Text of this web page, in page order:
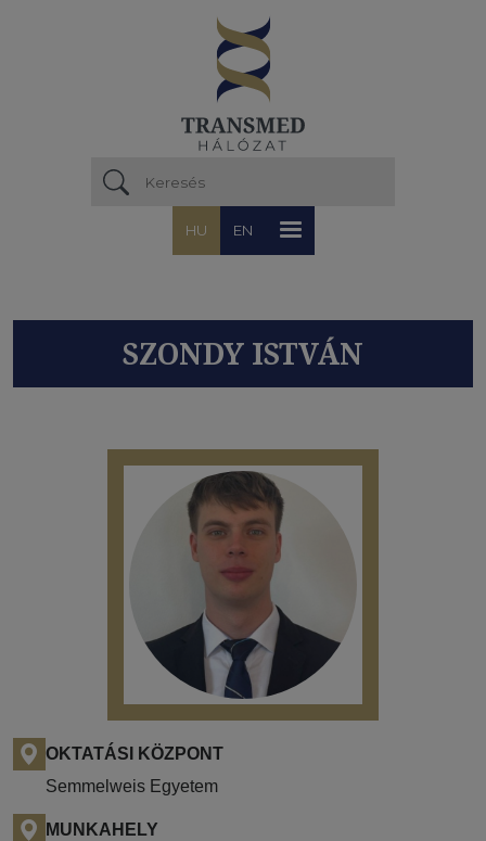
HU EN
SZONDY ISTVÁN
OKTATÁSI KÖZPONT
Semmelweis Egyetem
MUNKAHELY